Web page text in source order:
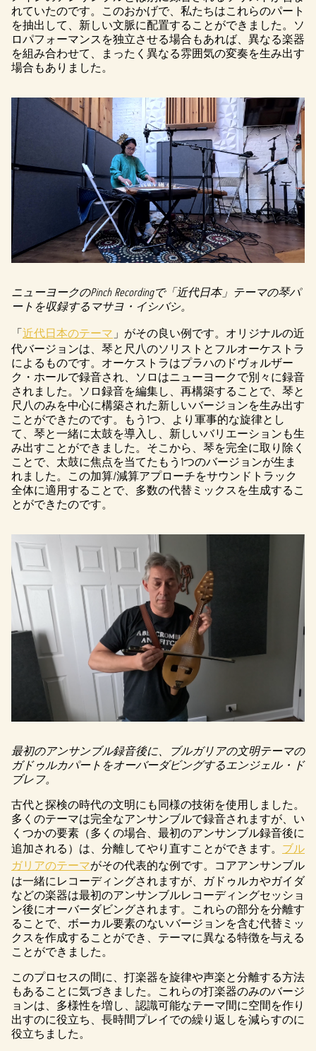
れていたのです。このおかげで、私たちはこれらのパート
を抽出して、新しい文脈に配置することができました。ソ
ロパフォーマンスを独立させる場合もあれば、異なる楽器
を組み合わせて、まったく異なる雰囲気の変奏を生み出す
場合もありました。
ニューヨークのPinch Recordingで「近代日本」テーマの琴パ
ートを収録するマサヨ・イシバシ。
「近代日本のテーマ 」がその良い例です。オリジナルの近
代バージョンは、琴と尺八のソリストとフルオーケストラ
によるものです。オーケストラはプラハのドヴォルザー
ク・ホールで録音され、ソロはニューヨークで別々に録音
されました。ソロ録音を編集し、再構築することで、琴と
尺八のみを中心に構築された新しいバージョンを生み出す
ことができたのです。もう1つ、より軍事的な旋律とし
て、琴と一緒に太鼓を導入し、新しいバリエーションも生
み出すことができました。そこから、琴を完全に取り除く
ことで、太鼓に焦点を当てたもう1つのバージョンが生ま
れました。この加算/減算アプローチをサウンドトラック
全体に適用することで、多数の代替ミックスを生成するこ
とができたのです。
最初のアンサンブル録音後に、ブルガリアの文明テーマの
ガドゥルカパートをオーバーダビングするエンジェル・ド
ブレフ。
古代と探検の時代の文明にも同様の技術を使用しました。
多くのテーマは完全なアンサンブルで録音されますが、い
くつかの要素（多くの場合、最初のアンサンブル録音後に
追加される）は、分離してやり直すことができます。 ブル
ガリアのテーマがその代表的な例です。コアアンサンブル
は一緒にレコーディングされますが、ガドゥルカやガイダ
などの楽器は最初のアンサンブルレコーディングセッショ
ン後にオーバーダビングされます。これらの部分を分離す
ることで、ボーカル要素のないバージョンを含む代替ミッ
クスを作成することができ、テーマに異なる特徴を与える
ことができました。
このプロセスの間に、打楽器を旋律や声楽と分離する方法
もあることに気づきました。これらの打楽器のみのバージ
ョンは、多様性を増し、認識可能なテーマ間に空間を作り
出すのに役立ち、長時間プレイでの繰り返しを減らすのに
役立ちました。